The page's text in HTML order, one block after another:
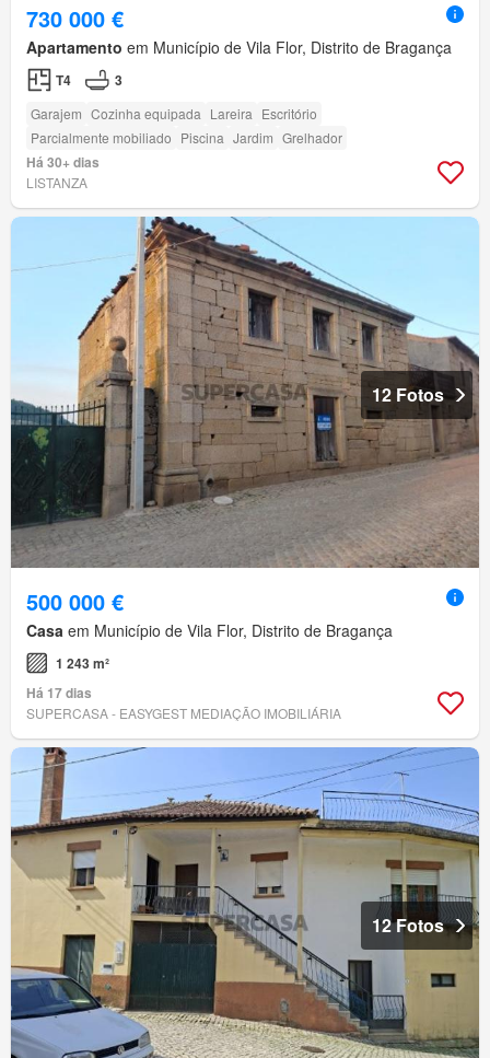
730 000 €
Apartamento em Município de Vila Flor, Distrito de Bragança
T4 3
Garajem Cozinha equipada Lareira Escritório
Parcialmente mobiliado Piscina Jardim Grelhador
Há 30+ dias
LISTANZA
12 Fotos
500 000 €
Casa em Município de Vila Flor, Distrito de Bragança
1 243 m²
Há 17 dias
SUPERCASA - EASYGEST MEDIAÇÃO IMOBILIÁRIA
12 Fotos